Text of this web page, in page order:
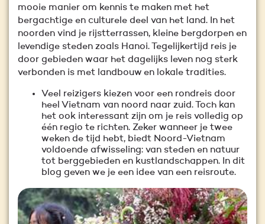
mooie manier om kennis te maken met het
bergachtige en culturele deel van het land. In het
noorden vind je rijstterrassen, kleine bergdorpen en
levendige steden zoals Hanoi. Tegelijkertijd reis je
door gebieden waar het dagelijks leven nog sterk
verbonden is met landbouw en lokale tradities.
Veel reizigers kiezen voor een rondreis door
heel Vietnam van noord naar zuid. Toch kan
het ook interessant zijn om je reis volledig op
één regio te richten. Zeker wanneer je twee
weken de tijd hebt, biedt Noord-Vietnam
voldoende afwisseling: van steden en natuur
tot berggebieden en kustlandschappen. In dit
blog geven we je een idee van een reisroute.